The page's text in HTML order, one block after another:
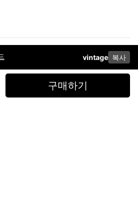
vintage 복사
구매하기
개인정보 처리방침사업자 정보다운로드
페이스북